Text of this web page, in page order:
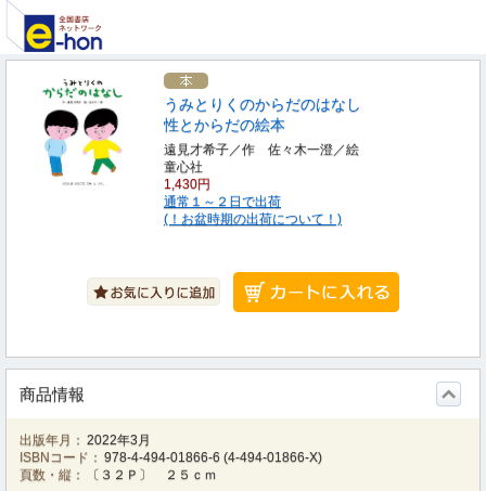
うみとりくのからだのはなし
性とからだの絵本
遠見才希子／作 佐々木一澄／絵
童心社
1,430円
通常１～２日で出荷
(！お盆時期の出荷について！)
商品情報
出版年月： 2022年3月
ISBNコード： 978-4-494-01866-6 (4-494-01866-X)
頁数・縦：
〔３２Ｐ〕 ２５ｃｍ